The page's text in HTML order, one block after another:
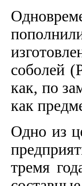
соболей
как, по
как
Одно из
тремя